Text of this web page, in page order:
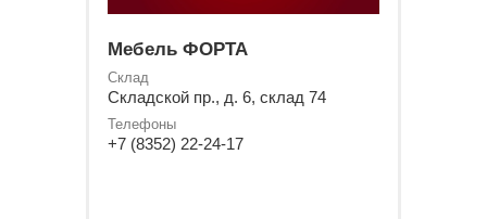
Мебель ФОРТА
Склад
Складской пр., д. 6, склад 74
Телефоны
+7 (8352) 22-24-17